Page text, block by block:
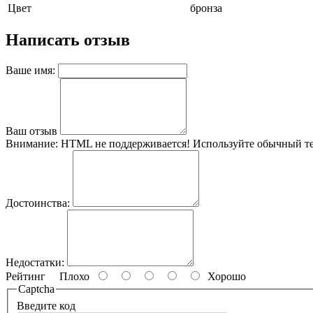
Цвет бронза
Написать отзыв
Ваше имя:
Ваш отзыв
Внимание: HTML не поддерживается! Используйте обычный
Достоинства:
Недостатки:
Рейтинг Плохо
Хорошо
Captcha
Введите код